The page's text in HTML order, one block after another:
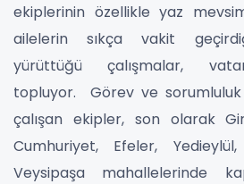
ekiplerinin özellikle yaz
ailelerin sıkça vakit
yürüttüğü çalışmalar,
topluyor. Görev ve sorumluluk
çalışan ekipler, son olarak
Cumhuriyet, Efeler,
Veysipaşa mahallelerinde